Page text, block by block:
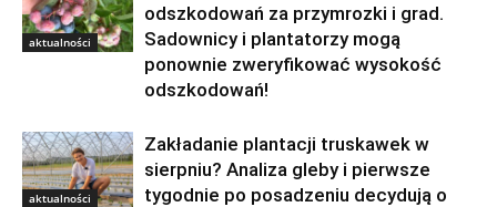
aktualności
odszkodowań za przymrozki i grad.
Sadownicy i plantatorzy mogą
ponownie zweryfikować wysokość
odszkodowań!
aktualności
Zakładanie plantacji truskawek w
sierpniu? Analiza gleby i pierwsze
tygodnie po posadzeniu decydują o